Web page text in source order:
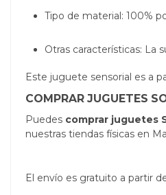
Tipo de material: 100%
Otras características: La
Este juguete sensorial es a
COMPRAR JUGUETES
Puedes comprar juguetes
nuestras tiendas físicas en
El envío es gratuito a partir